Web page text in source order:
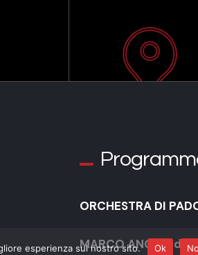
ORCHESTRA DI
MARCO ANGIUS
esperienza sul nostro sito. Ok No